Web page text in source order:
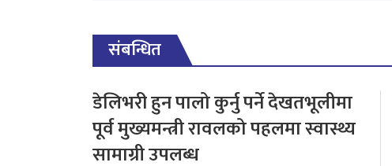
संबन्धित
डेलिभरी हुन पालो कुर्नु पर्ने देखतभूलीमा
पूर्व मुख्यमन्त्री रावलको पहलमा स्वास्थ्य
सामाग्री उपलब्ध